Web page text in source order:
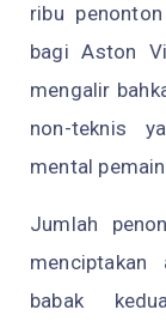
ribu
bagi Aston
mengalir
non-teknis
mental
Jumlah
babak